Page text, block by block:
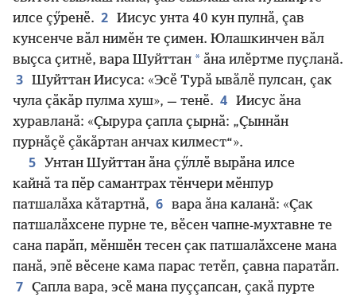
илсе ҫӳренӗ. 2 Иисус унта 40 кун пулнӑ, ҫав
кунсенче вӑл нимӗн те ҫимен. Юлашкинчен вӑл
выҫса ҫитнӗ, вара Шуйттан * ӑна илӗртме пуҫланӑ.
3 Шуйттан Иисуса: «Эсӗ Турӑ ывӑлӗ пулсан, ҫак
чула ҫӑкӑр пулма хуш», — тенӗ. 4 Иисус ӑна
хуравланӑ: «Ҫырура ҫапла ҫырнӑ: „Ҫыннӑн
пурнӑҫӗ ҫӑкӑртан анчах килмест“».
5
Унтан Шуйттан ӑна ҫӳллӗ вырӑна илсе
кайнӑ та пӗр самантрах тӗнчери мӗнпур
патшалӑха кӑтартнӑ, 6 вара ӑна каланӑ: «Ҫак
патшалӑхсене пурне те, вӗсен чапне-мухтавне те
сана парӑп, мӗншӗн тесен ҫак патшалӑхсене мана
панӑ, эпӗ вӗсене кама парас тетӗп, ҫавна паратӑп.
7 Ҫапла вара, эсӗ мана пуҫҫапсан, ҫакӑ пурте